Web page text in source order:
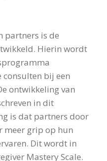
partners is de
Hierin wordt
bij een
ontwikkeling van
in dit
is dat partners door
meer grip op hun
Dit wordt in
Mastery Scale.